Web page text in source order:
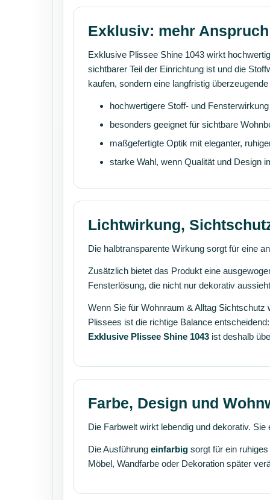
Exklusiv: mehr
Exklusive Plissee Shine 1043 wirkt
sichtbarer Teil der Einrichtung ist und die
kaufen, sondern eine langfristig
hochwertigere Stoff- und
besonders geeignet für sichtbare
maßgefertigte Optik mit eleganter,
starke Wahl, wenn Qualität und Design
Lichtwirkung,
Die halbtransparente Wirkung sorgt für eine
Zusätzlich bietet das Produkt eine
Fensterlösung, die nicht nur dekorativ
Wenn Sie für Wohnraum & Alltag
Plissees ist die richtige Balance
Exklusive Plissee Shine 1043 ist deshalb
Farbe, Design und
Die Farbwelt wirkt lebendig und dekorativ.
Die Ausführung einfarbig sorgt für ein
Möbel, Wandfarbe oder Dekoration später